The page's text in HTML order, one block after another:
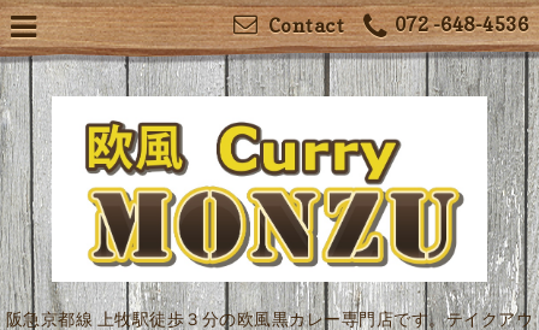
072 -648-4536
Contact
阪急京都線 上牧駅徒歩３分の欧風黒カレー専門店です。テイクアウ